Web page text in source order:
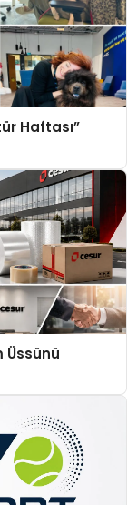
Haftası”
Üssünü